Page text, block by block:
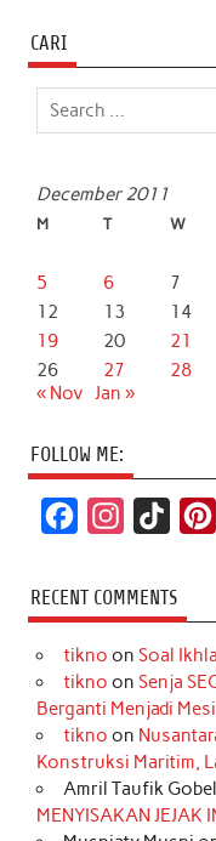
CARI
December 2011
M T W
5
6 7
12
13 14
19
20 21
26
27 28
« Nov Jan »
FOLLOW ME:
c
e
b
o
k
s
t
a
r
a
m
k
T
o
k
RECENT COMMENTS
tikno on Soal
tikno on Senja
Berganti Menjadi
tikno on
Konstruksi Maritim,
Amril Taufik Gobel
MENYISAKAN JEJAK